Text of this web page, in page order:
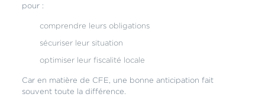
pour :
comprendre leurs obligations
sécuriser leur situation
optimiser leur fiscalité locale
Car en matière de CFE, une bonne anticipation fait
souvent toute la différence.